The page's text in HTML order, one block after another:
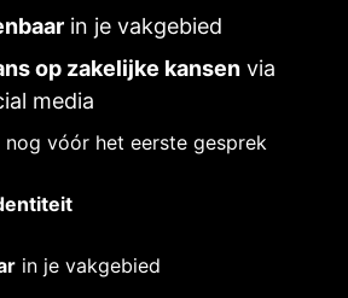
in je vakgebied
op zakelijke kansen via
media
nog vóór het eerste gesprek
in je vakgebied